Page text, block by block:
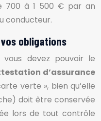
700 à 1 500 € par an
conducteur.
obligations
devez pouvoir le
d’assurance
verte », bien qu’elle
doit être conservée
lors de tout contrôle